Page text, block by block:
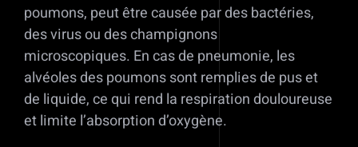
poumons, peut être causée par des bactéries,
des virus ou des champignons
microscopiques. En cas de pneumonie, les
alvéoles des poumons sont remplies de pus et
de liquide, ce qui rend la respiration douloureuse
et limite l’absorption d’oxygène.